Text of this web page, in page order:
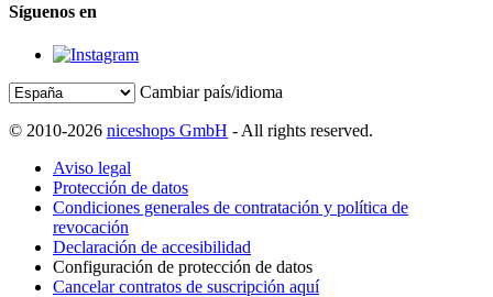
Síguenos en
Cambiar país/idioma
© 2010-2026 niceshops GmbH - All rights reserved.
Aviso legal
Protección de datos
Condiciones generales de contratación y política de
revocación
Declaración de accesibilidad
Configuración de protección de datos
Cancelar contratos de suscripción aquí